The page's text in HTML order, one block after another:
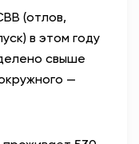
(отлов,
в этом году
свыше
—